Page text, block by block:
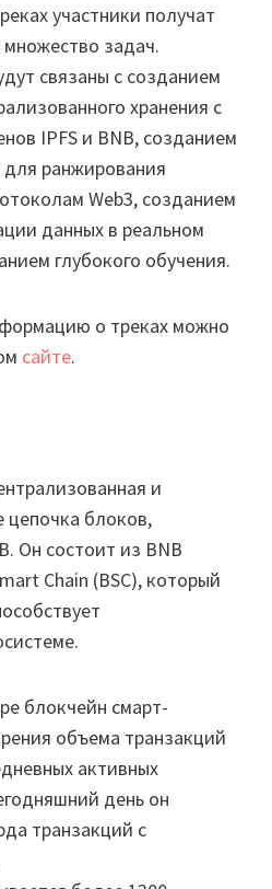
участники получат
задач.
связаны с созданием
хранения с
IPFS и BNB, созданием
для ранжирования
Web3, созданием
данных в реальном
глубокого обучения.
о треках можно
сайте.
и
цепочка блоков,
Он состоит из BNB
Chain (BSC), который
блокчейн смарт-
объема транзакций
активных
день он
транзакций с